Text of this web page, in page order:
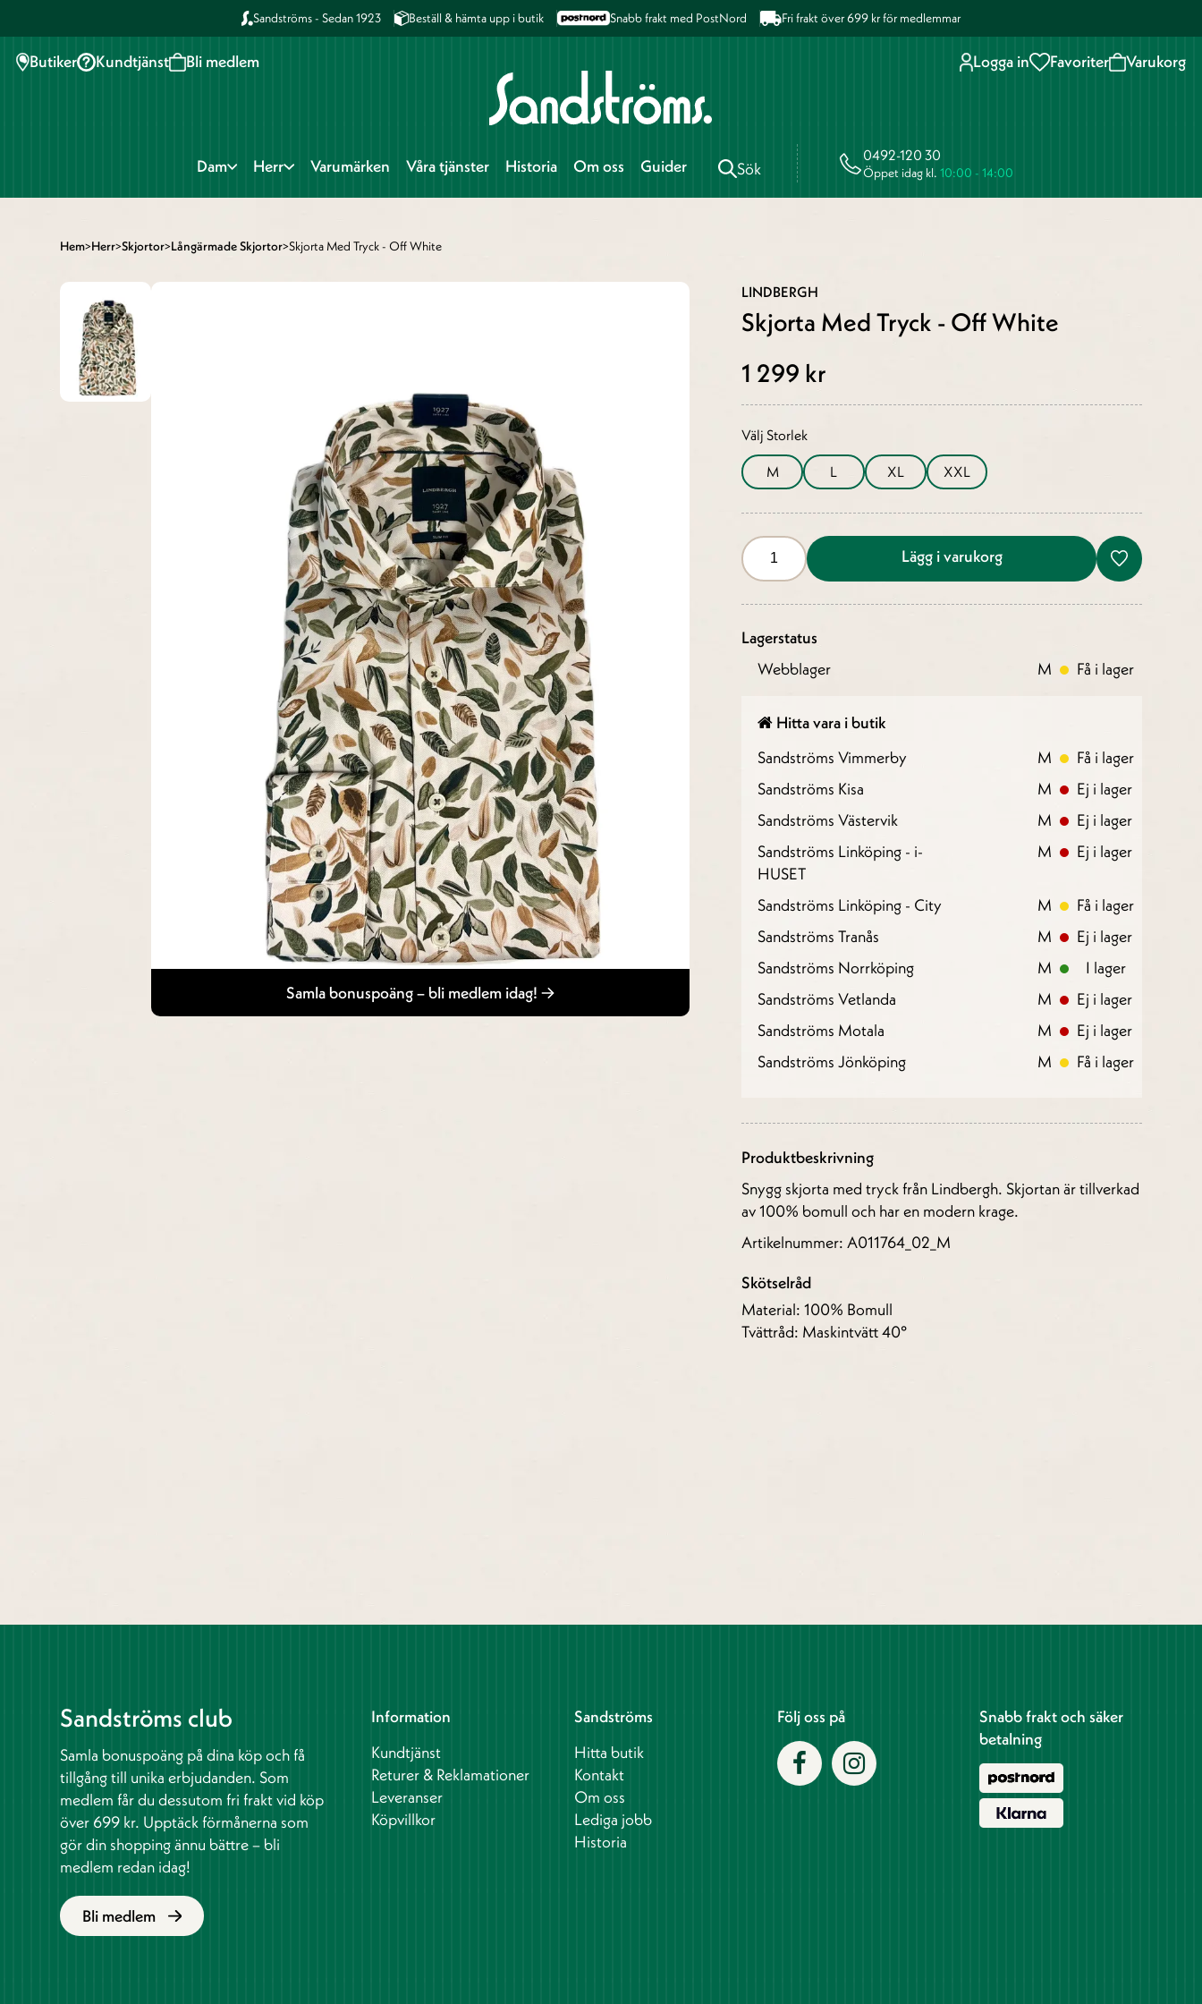
Sandströms - Sedan 1923 Beställ & hämta upp i butik Snabb frakt med PostNord Fri frakt över 699 kr för medlemmar
Butiker Kundtjänst Bli medlem Logga in Favoriter Varukorg
Dam Herr Varumärken Våra tjänster Historia Om oss Guider Sök
0492-120 30
Öppet idag kl.10:00 - 14:00
Hem>Herr>Skjortor>Långärmade Skjortor>Skjorta Med Tryck - Off White
Samla bonuspoäng – bli medlem idag!
LINDBERGH
Skjorta Med Tryck - Off White
1 299 kr
Välj Storlek
M L XL XXL
Lägg i varukorg
Lagerstatus
Webblager
M Få i lager
Hitta vara i butik
Sandströms Vimmerby
M
Få i lager
Sandströms Kisa
M
Ej i lager
Sandströms Västervik
M
Ej i lager
Sandströms Linköping - i-
HUSET
M Ej i lager
Sandströms Linköping - City M
Få i lager
Sandströms Tranås
M
Ej i lager
Sandströms Norrköping
M
I lager
Sandströms Vetlanda
M
Ej i lager
Sandströms Motala
M
Ej i lager
Sandströms Jönköping
M Få i lager
Produktbeskrivning
Snygg skjorta med tryck från Lindbergh. Skjortan är tillverkad
av 100% bomull och har en modern krage.
Artikelnummer: A011764_02_M
Skötselråd
Material: 100% Bomull
Tvättråd: Maskintvätt 40°
Sandströms club
Samla bonuspoäng på dina köp och få
tillgång till unika erbjudanden. Som
medlem får du dessutom fri frakt vid köp
över 699 kr. Upptäck förmånerna som
gör din shopping ännu bättre – bli
medlem redan idag!
Bli medlem
Information
Kundtjänst
Returer & Reklamationer
Leveranser
Köpvillkor
Sandströms
Hitta butik
Kontakt
Om oss
Lediga jobb
Historia
Följ oss på
Snabb frakt och säker
betalning